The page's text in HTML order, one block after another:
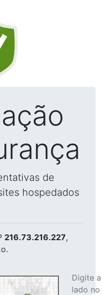
de
hospedados
216.73.216.227,
Digite
lado no